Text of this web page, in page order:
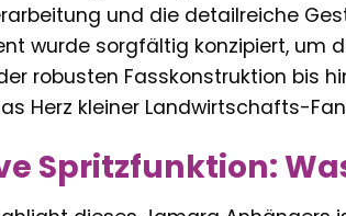
und die detailreiche
wurde sorgfältig konzipiert, um
robusten Fasskonstruktion bis
Herz kleiner Landwirtschafts-
Spritzfunktion: